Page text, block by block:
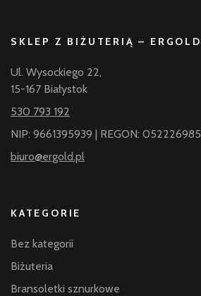
SKLEP Z BIŻUTERIĄ – ERGOLD
Ul. Wysockiego 22,
15-167 Białystok
530 793 192
NIP: 9661395939 | REGON: 052226985
biuro@ergold.pl
KATEGORIE
Bez kategorii
Biżuteria
Bransoletki sznurkowe